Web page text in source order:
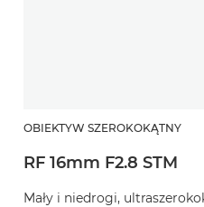
OBIEKTYW SZEROKOKĄTNY
RF 16mm F2.8 STM
Mały i niedrogi,